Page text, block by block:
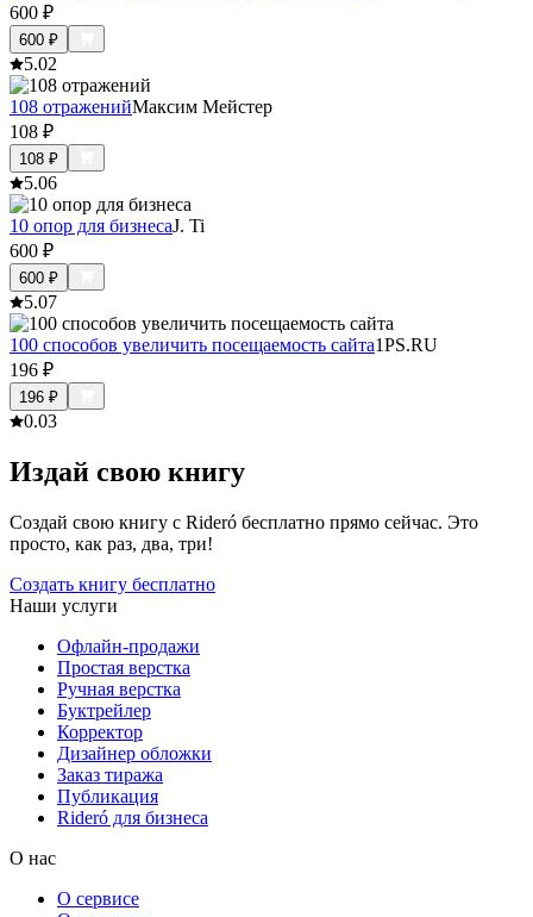
600 ₽
600 ₽
5.02
108 отраженийМаксим Мейстер
108 ₽
108 ₽
5.06
10 опор для бизнесаJ. Ti
600 ₽
600 ₽
5.07
100 способов увеличить посещаемость сайта1PS.RU
196 ₽
196 ₽
0.03
Издай свою книгу
Создай свою книгу с Rideró бесплатно прямо сейчас. Это
просто, как раз, два, три!
Создать книгу бесплатно
Наши услуги
Офлайн-продажи
Простая верстка
Ручная верстка
Буктрейлер
Корректор
Дизайнер обложки
Заказ тиража
Публикация
Rideró для бизнеса
О нас
О сервисе